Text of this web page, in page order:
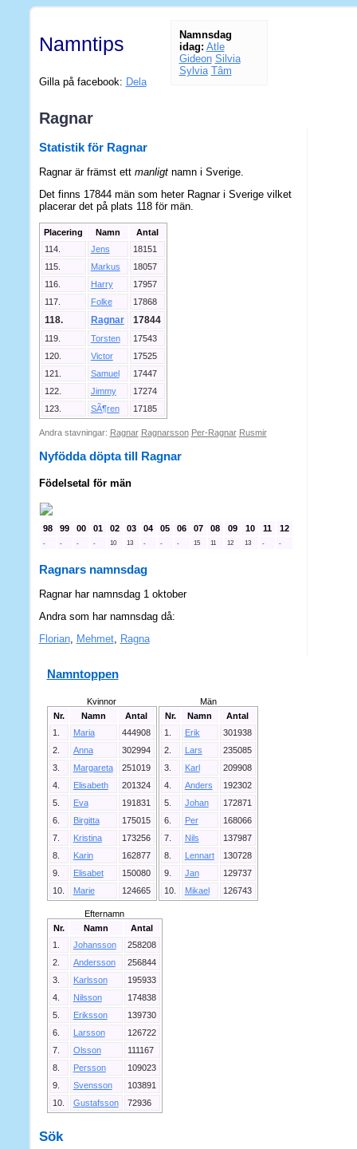
Namntips
Gilla på facebook: Dela
Namnsdag
idag: Atle
Gideon Silvia
Sylvia Tâm
Ragnar
Statistik för Ragnar
Ragnar är främst ett manligtnamn i Sverige.
Det finns 17844 män som heter Ragnar i Sverige vilket
placerar det på plats 118 för män.
Placering Namn
Antal
114.
Jens
18151
115.
Markus
18057
116.
Harry
17957
117.
Folke 17868
118. Ragnar 17844
119. Torsten
17543
120.
Victor
17525
121.
Samuel
17447
122.
Jimmy
17274
123.
SÃ¶ren 17185
Andra stavningar: Ragnar Ragnarsson Per-Ragnar Rusmir
Nyfödda döpta till Ragnar
Födelsetal för män
98 99 00 01 02 03 04 05 06 07 08 09 10 11 12
- - - - 10 13 - - - 15 11 12 13 - -
Ragnars namnsdag
Ragnar har namnsdag 1 oktober
Andra som har namnsdag då:
Florian, Mehmet, Ragna
Namntoppen
Kvinnor
Nr.
Namn
Antal
1.
Maria
444908
2.
Anna
302994
3.
Margareta
251019
4.
Elisabeth
201324
5.
Eva
191831
6.
Birgitta
175015
7.
Kristina
173256
8.
Karin
162877
9.
Elisabet
150080
10.
Marie 124665
Män
Nr.
Namn
Antal
1.
Erik
301938
2.
Lars
235085
3.
Karl
209908
4.
Anders
192302
5.
Johan
172871
6.
Per
168066
7.
Nils
137987
8.
Lennart
130728
9.
Jan
129737
10.
Mikael 126743
Efternamn
Nr.
Namn
Antal
1.
Johansson
258208
2.
Andersson
256844
3.
Karlsson
195933
4.
Nilsson
174838
5.
Eriksson
139730
6.
Larsson
126722
7.
Olsson
111167
8.
Persson
109023
9.
Svensson
103891
10.
Gustafsson 72936
Sök